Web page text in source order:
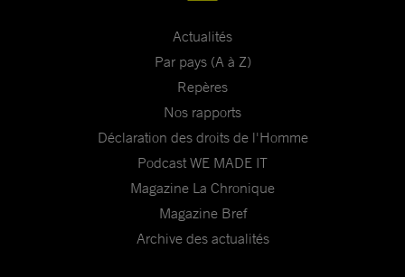
Actualités
Par pays (A à Z)
Repères
Nos rapports
Déclaration des droits de l'Homme
Podcast WE MADE IT
Magazine La Chronique
Magazine Bref
Archive des actualités